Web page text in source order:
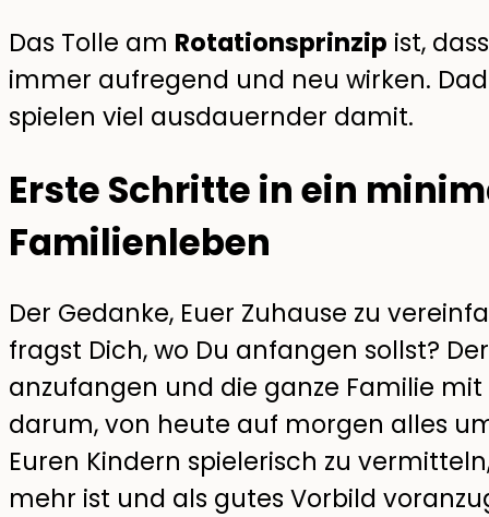
Das Tolle am Rotationsprinzip ist,
immer aufregend und neu wirken.
spielen viel ausdauernder damit.
Erste Schritte in ein
Familienleben
Der Gedanke, Euer Zuhause zu
fragst Dich, wo Du anfangen sollst?
anzufangen und die ganze Familie
darum, von heute auf morgen alles
Euren Kindern spielerisch zu
mehr ist und als gutes Vorbild